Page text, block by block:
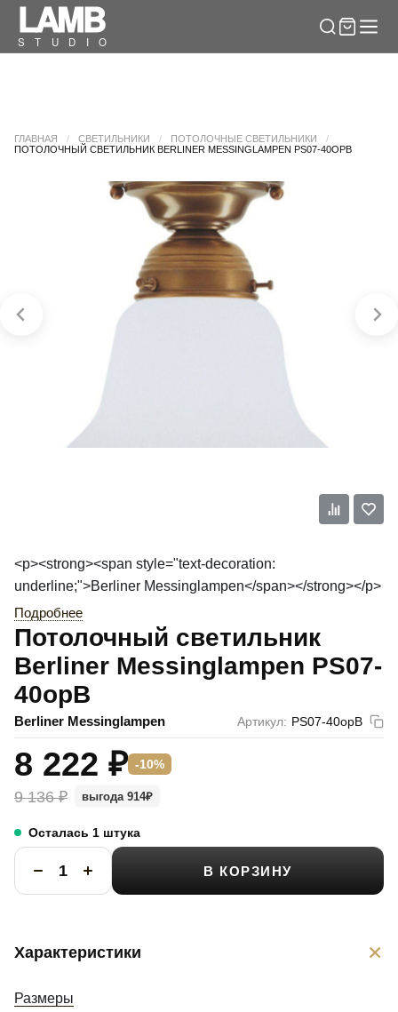
LAMB
S T U D I O
ГЛАВНАЯ / СВЕТИЛЬНИКИ / ПОТОЛОЧНЫЕ СВЕТИЛЬНИКИ
/
ПОТОЛОЧНЫЙ СВЕТИЛЬНИК BERLINER MESSINGLAMPEN PS07-40OPB
<p><strong><span style="text-decoration:
underline;">Berliner Messinglampen</span></strong></p>
Подробнее
8 222 ₽ -10%
9 136₽ выгода 914₽
В КОРЗИНУ
Потолочный светильник
Berliner Messinglampen PS07-
40opB
Berliner Messinglampen Артикул: PS07-40opB
Осталась 1 штука
Характеристики +
Размеры